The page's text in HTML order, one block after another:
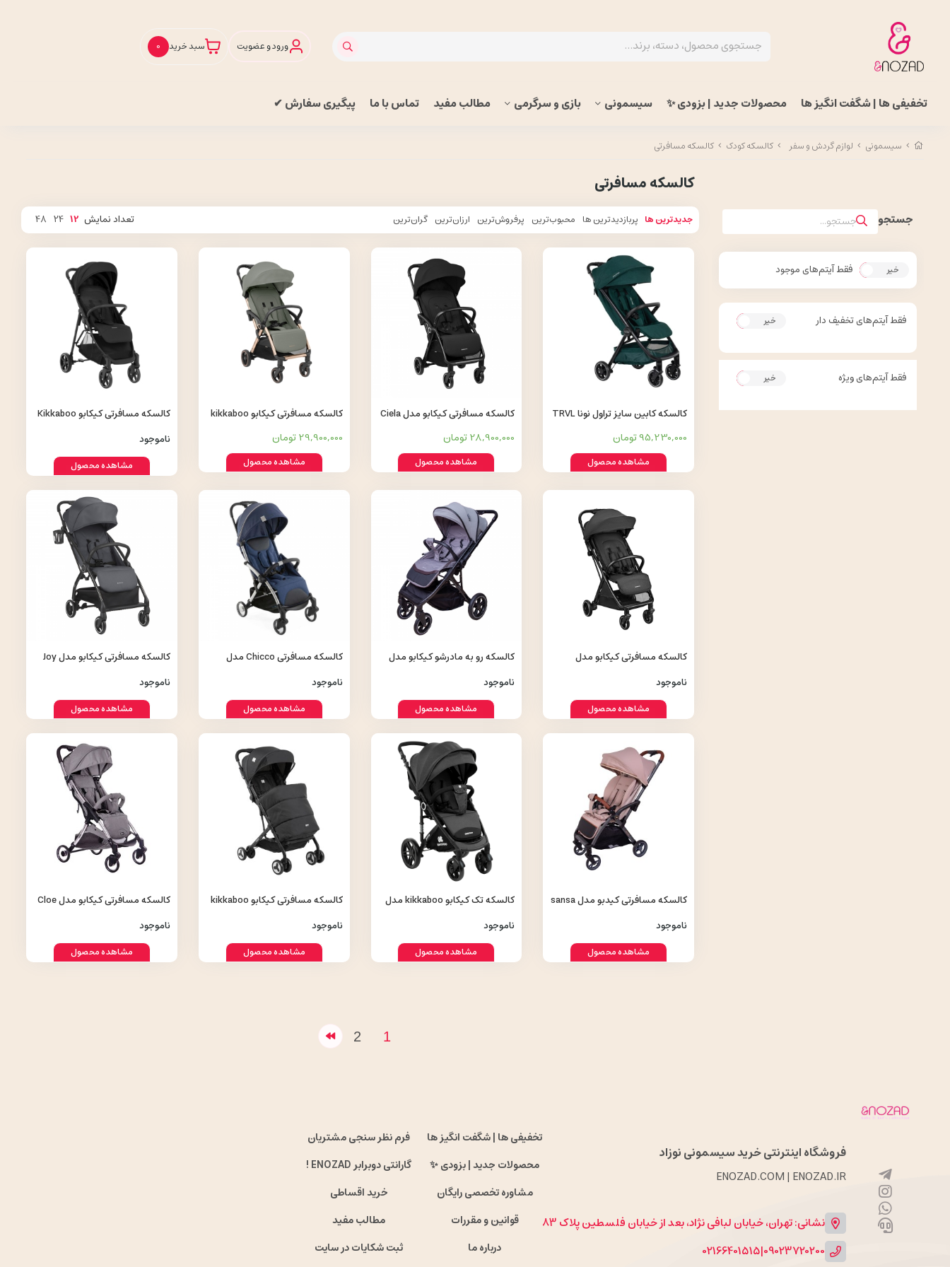
ورود و عضویت سبد خرید 0
تخفیفی ها | شگفت انگیز ها محصولات جدید | بزودی ✨ سیسمونی بازی و سرگرمی مطالب مفید تماس با ما پیگیری سفارش ✔
سیسمونی لوازم گردش و سفر کالسکه کودک کالسکه مسافرتی
بله خیر فقط آیتم‌های موجود
خیر فقط آیتم‌های تخفیف دار
خیر فقط آیتم‌های ویژه
کالسکه مسافرتی
جدیدترین ها پربازدیدترین ها محبوب‌‌ترین پرفروش‌ترین ارزان‌ترین گران‌ترین تعداد نمایش 12
24
48
کالسکه کابین سایز تراول نونا TRVL
by NUNA lagoon
95,230,000 تومان
مشاهده محصول
کالسکه مسافرتی کیکابو مدل Ciela
28,900,000 تومان
مشاهده محصول
کالسکه مسافرتی کیکابو kikkaboo
29,900,000 تومان
مشاهده محصول
کالسکه مسافرتی کیکابو Kikkaboo
مدل Alexa
ناموجود
مشاهده محصول
کالسکه مسافرتی کیکابو مدل
kikkaboo Lauren
ناموجود
مشاهده محصول
کالسکه رو به مادرشو کیکابو مدل
Odin
ناموجود
مشاهده محصول
کالسکه مسافرتی Chicco مدل
Goody plus
ناموجود
مشاهده محصول
کالسکه مسافرتی کیکابو مدل Joy
ناموجود
مشاهده محصول
کالسکه مسافرتی کیدبو مدل sansa
ناموجود
مشاهده محصول
کالسکه تک کیکابو kikkaboo مدل
juno
ناموجود
مشاهده محصول
کالسکه مسافرتی کیکابو kikkaboo
مدل cat walk
ناموجود
مشاهده محصول
کالسکه مسافرتی کیکابو مدل Cloe
ناموجود
مشاهده محصول
1
2
فروشگاه اینترنتی خرید سیسمونی نوزاد
ENOZAD.COM | ENOZAD.IR
نشانی: تهران، خیابان لبافی نژاد، بعد از خیابان فلسطین پلاک 83
09023720200
|
02166401515
تخفیفی ها | شگفت انگیز ها
فرم نظر سنجی مشتریان
محصولات جدید | بزودی ✨
گارانتی دوبرابر ENOZAD !
مشاوره تخصصی رایگان
خرید اقساطی
قوانین و مقررات
مطالب مفید
درباره ما
ثبت شکایات در سایت